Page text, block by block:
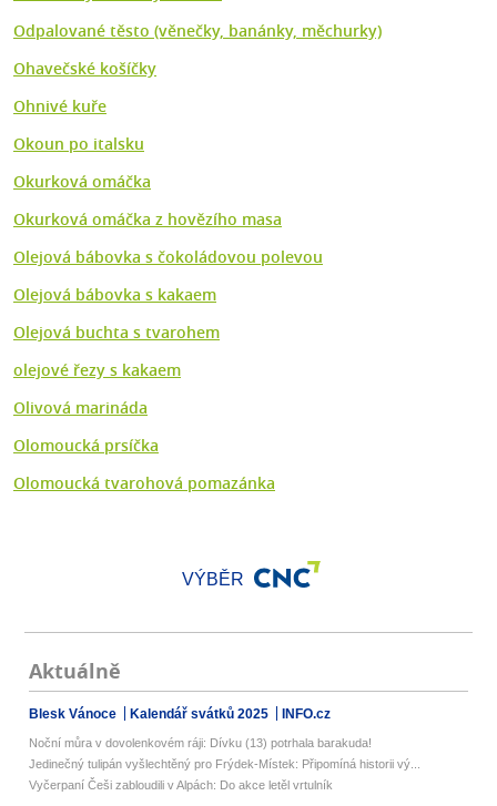
Odpalované těsto (věnečky, banánky, měchurky)
Ohavečské košíčky
Ohnivé kuře
Okoun po italsku
Okurková omáčka
Okurková omáčka z hovězího masa
Olejová bábovka s čokoládovou polevou
Olejová bábovka s kakaem
Olejová buchta s tvarohem
olejové řezy s kakaem
Olivová marináda
Olomoucká prsíčka
Olomoucká tvarohová pomazánka
VÝBĚR
Aktuálně
Blesk Vánoce Kalendář svátků 2025 INFO.cz
Noční můra v dovolenkovém ráji: Dívku (13) potrhala barakuda!
Jedinečný tulipán vyšlechtěný pro Frýdek-Místek: Připomíná historii vý...
Vyčerpaní Češi zabloudili v Alpách: Do akce letěl vrtulník